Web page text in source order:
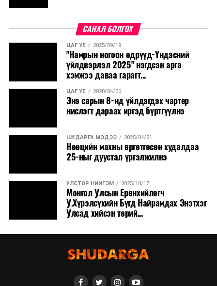
САНАЛ БОЛГОХ
ЦАГ ҮЕ 2025/09/19
"Намрын ногоон өдрүүд-Үндэсний
үйлдвэрлэл 2025" нэгдсэн арга
хэмжээ даваа гарагт...
ЦАГ ҮЕ 2020/04/06
Энэ сарын 8-нд үйлдэгдэх чартер
нислэгт дараах иргэд бүртгүүлнэ
ШУДАРГА МЭДЭЭ 2025/04/21
Нөөцийн махны өргөтгөсөн худалдаа
25-ныг дуустал үргэлжилнэ
УЛСТӨР НИЙГЭМ 2025/10/17
Монгол Улсын Ерөнхийлөгч
У.Хүрэлсүхийн Бүгд Найрамдах Энэтхэг
Улсад хийсэн төрий...